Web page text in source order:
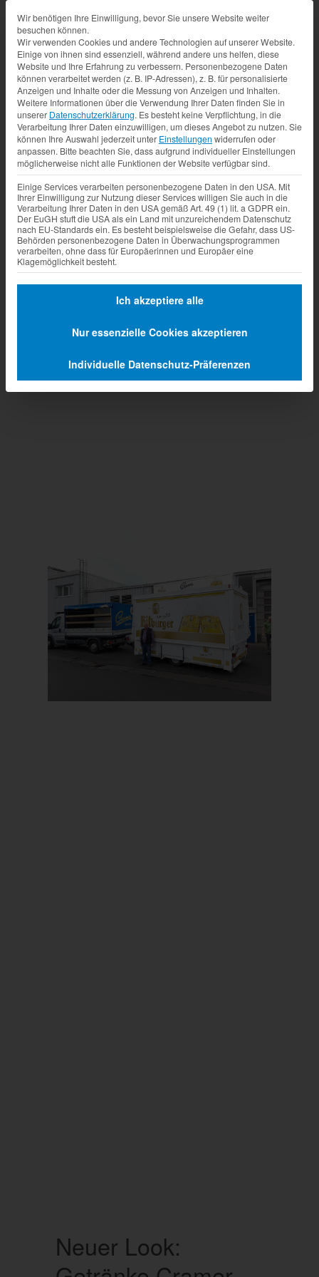
Neuer Look:
Datenschutz-Präferenz
Wir benötigen Ihre Einwilligung, bevor Sie unsere Website weiter
besuchen können.
Wir verwenden Cookies und andere Technologien auf unserer Website.
Einige von ihnen sind essenziell, während andere uns helfen, diese
Website und Ihre Erfahrung zu verbessern. Personenbezogene Daten
können verarbeitet werden (z. B. IP-Adressen), z. B. für personalisierte
Anzeigen und Inhalte oder die Messung von Anzeigen und Inhalten.
Weitere Informationen über die Verwendung Ihrer Daten finden Sie in
unserer Datenschutzerklärung. Es besteht keine Verpflichtung, in die
Verarbeitung Ihrer Daten einzuwilligen, um dieses Angebot zu nutzen. Sie
können Ihre Auswahl jederzeit unter Einstellungen widerrufen oder
anpassen. Bitte beachten Sie, dass aufgrund individueller Einstellungen
möglicherweise nicht alle Funktionen der Website verfügbar sind.
Einige Services verarbeiten personenbezogene Daten in den USA. Mit
Ihrer Einwilligung zur Nutzung dieser Services willigen Sie auch in die
Verarbeitung Ihrer Daten in den USA gemäß Art. 49 (1) lit. a GDPR ein.
Der EuGH stuft die USA als ein Land mit unzureichendem Datenschutz
nach EU-Standards ein. Es besteht beispielsweise die Gefahr, dass US-
Behörden personenbezogene Daten in Überwachungsprogrammen
verarbeiten, ohne dass für Europäerinnen und Europäer eine
Klagemöglichkeit besteht.
Ich akzeptiere alle
Nur essenzielle Cookies akzeptieren
Individuelle Datenschutz-Präferenzen